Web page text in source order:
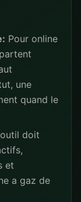
Pour online
une
quand le
doit
et
a gaz de